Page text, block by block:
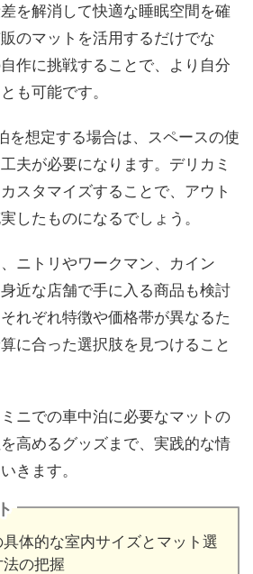
を解消して快適な睡眠空間を確
のマットを活用するだけでな
作に挑戦することで、より自分
も可能です。
を想定する場合は、スペースの使
夫が必要になります。デリカミ
スタマイズすることで、アウト
したものになるでしょう。
ニトリやワークマン、カイン
近な店舗で手に入る商品も検討
れぞれ特徴や価格帯が異なるた
に合った選択肢を見つけること
ニでの車中泊に必要なマットの
高めるグッズまで、実践的な情
きます。
体的な室内サイズとマット選
の把握